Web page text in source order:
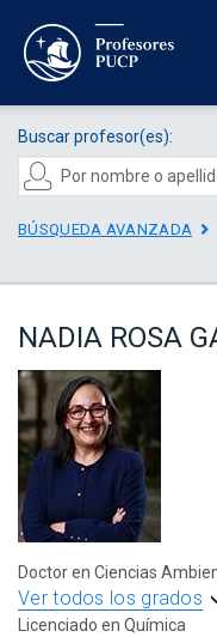
Buscar profesor(es):
BÚSQUEDA AVANZADA
NADIA ROSA
Doctor en Ciencias
Ver todos los grados
Licenciado en Química